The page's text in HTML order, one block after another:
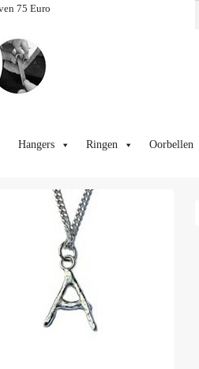
75 Euro
Hangers Ringen Oorbellen